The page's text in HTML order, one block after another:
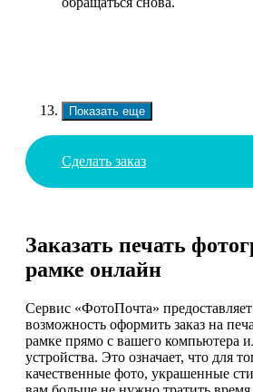
Показать еще
Сделать заказ
Заказать печать
рамке онлайн
Сервис «ФотоПочта»
возможность оформить заказ на
рамке прямо с вашего компьютера
устройства. Это означает, что для
качественные фото, украшенные